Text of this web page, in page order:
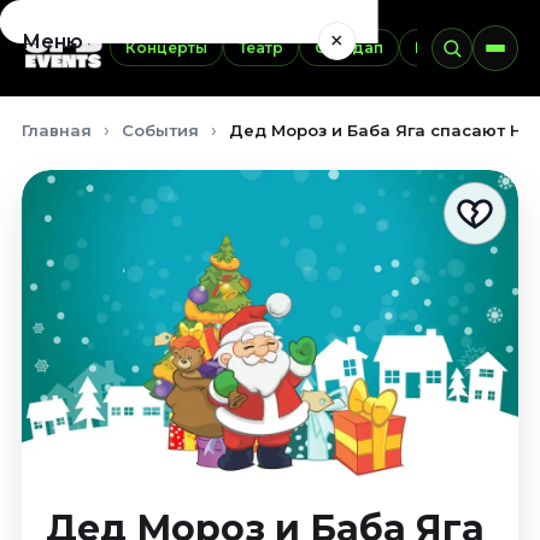
Концерты Театр Стендап Выставки
Меню ×
Сентябрь 2026
Октябрь 2026
Ноябрь 2026
Декабрь 2026
Январь 2027
Театр
Август 2026
Сентябрь 2026
Декабрь 2026
Главная События Дед Мороз и Баба Яга спасают
Дед Мороз и Баба Яга